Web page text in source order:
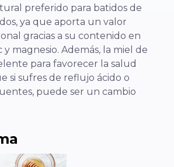
preferido para batidos de
ya que aporta un valor
gracias a su contenido en
y magnesio. Además, la miel de
para favorecer la salud
si sufres de reflujo ácido o
puede ser un cambio